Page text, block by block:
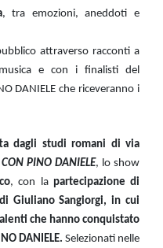
, tra emozioni, aneddoti e
attraverso racconti a
e con i finalisti del
DANIELE che riceveranno i
dagli studi romani di via
PINO DANIELE, lo show
, con lapartecipazione di
Giuliano Sangiorgi, in cui
che hanno conquistato
DANIELE. Selezionati nelle